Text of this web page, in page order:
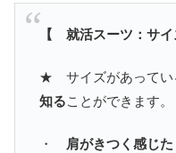
【 就活スーツ：サ
★ サイズがあってい
知ることができます。
・ 肩がきつく感じた